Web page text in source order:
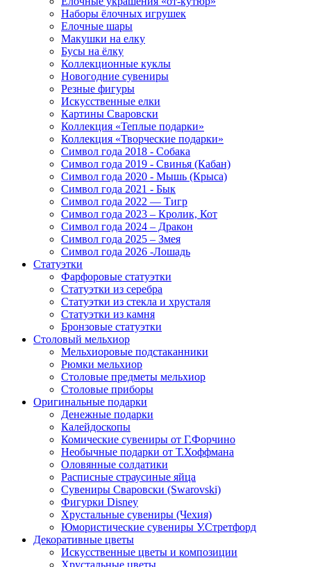
Наборы ёлочных игрушек
Елочные шары
Макушки на елку
Бусы на ёлку
Коллекционные куклы
Новогодние сувениры
Резные фигуры
Искусственные елки
Картины Сваровски
Коллекция «Теплые подарки»
Коллекция «Творческие подарки»
Символ года 2018 - Собака
Символ года 2019 - Свинья (Кабан)
Символ года 2020 - Мышь (Крыса)
Символ года 2021 - Бык
Символ года 2022 — Тигр
Символ года 2023 – Кролик, Кот
Символ года 2024 – Дракон
Символ года 2025 – Змея
Символ года 2026 -Лошадь
Статуэтки
Фарфоровые статуэтки
Статуэтки из серебра
Статуэтки из стекла и хрусталя
Статуэтки из камня
Бронзовые статуэтки
Столовый мельхиор
Мельхиоровые подстаканники
Рюмки мельхиор
Столовые предметы мельхиор
Столовые приборы
Оригинальные подарки
Денежные подарки
Калейдоскопы
Комические сувениры от Г.Форчино
Необычные подарки от Т.Хоффмана
Оловянные солдатики
Расписные страусиные яйца
Сувениры Сваровски (Swarovski)
Фигурки Disney
Хрустальные сувениры (Чехия)
Юмористические сувениры У.Стретфорд
Декоративные цветы
Искусственные цветы и композиции
Хрустальные цветы